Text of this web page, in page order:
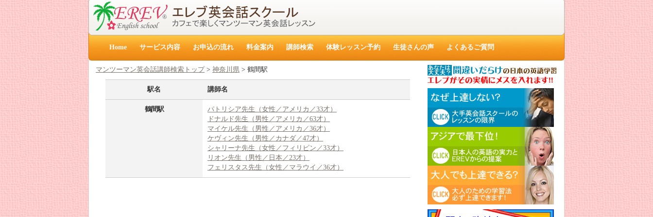
Home サービス内容 お申込の流れ 料金案内 講師検索 体験レッスン予約 生徒さんの声 よくあるご質問
マンツーマン英会話講師検索トップ > 神奈川県 > 鶴間駅
駅名 講師名
鶴間駅
パトリシア先生（女性／アメリカ／33才）
ドナルド先生（男性／アメリカ／63才）
マイケル先生（男性／アメリカ／36才）
ケヴィン先生（男性／カナダ／47才）
シャリーナ先生（女性／フィリピン／33才）
リオン先生（男性／日本／23才）
フェリスタス先生（女性／マラウイ／36才）
なぜ上達しない？大手英会話スクールの
レッスンの限界
アジアで最下位！日本人の英語、英会話
の実力とEREVからの提案
大人でも上達できる？大人のための英